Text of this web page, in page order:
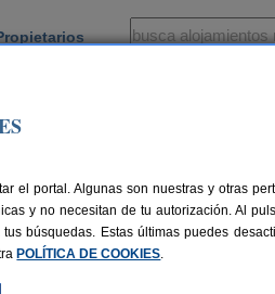
el portal. Algunas son nuestras y otras
y no necesitan de tu autorización. Al
búsquedas. Estas últimas puedes
POLÍTICA DE COOKIES.